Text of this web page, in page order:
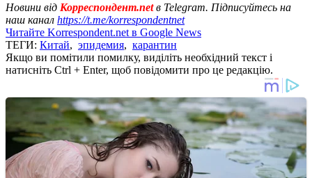
Новини від Корреспондент.netв Telegram. Підписуйтесь на
наш канал https://t.me/korrespondentnet
Читайте Korrespondent.net в Google News
ТЕГИ: Китай, эпидемия, карантин
Якщо ви помітили помилку, виділіть необхідний текст і
натисніть Ctrl + Enter, щоб повідомити про це редакцію.